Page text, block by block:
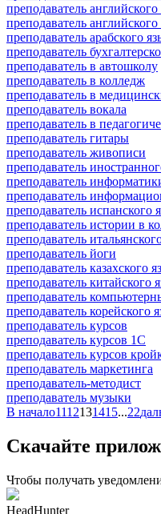
преподаватель
преподаватель
преподаватель арабского
преподаватель
преподаватель в автошколу
преподаватель в колледж
преподаватель в
преподаватель вокала
преподаватель в
преподаватель гитары
преподаватель живописи
преподаватель
преподаватель
преподаватель
преподаватель испанского
преподаватель истории в
преподаватель
преподаватель йоги
преподаватель казахского
преподаватель китайского
преподаватель
преподаватель корейского
преподаватель курсов
преподаватель курсов 1С
преподаватель курсов
преподаватель маркетинга
преподаватель-методист
преподаватель музыки
В начало1112131415...22
Скачайте
Чтобы получать
HeadHunter